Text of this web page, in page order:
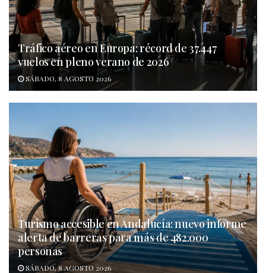
Tráfico aéreo en Europa: récord de 37.447
vuelos en pleno verano de 2026
SÁBADO, 8 AGOSTO 2026
Turismo accesible en Andalucía: nuevo informe
alerta de barreras para más de 482.000
personas
SÁBADO, 8 AGOSTO 2026